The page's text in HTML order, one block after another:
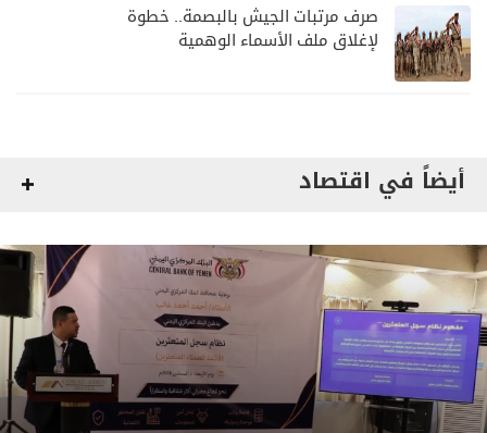
صرف مرتبات الجيش بالبصمة.. خطوة
لإغلاق ملف الأسماء الوهمية
أيضاً في اقتصاد